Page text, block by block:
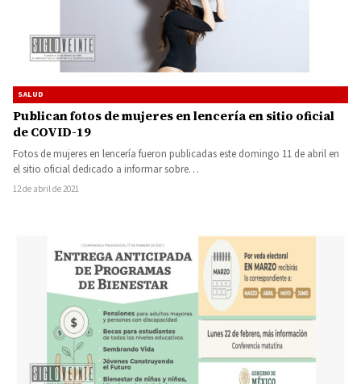
SALUD
Publican fotos de mujeres en lencería en sitio oficial
de COVID-19
Fotos de mujeres en lencería fueron publicadas este domingo 11 de abril en
el sitio oficial dedicado a informar sobre…
12 de abril de 2021